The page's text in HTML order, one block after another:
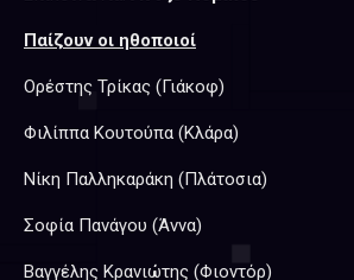
Παίζουν οι ηθοποιοί
Ορέστης Τρίκας (Γιάκοφ)
Φιλίππα Κουτούπα (Κλάρα)
Νίκη Παλληκαράκη (Πλάτοσια)
Σοφία Πανάγου (Άννα)
Βαγγέλης Κρανιώτης (Φιοντόρ)